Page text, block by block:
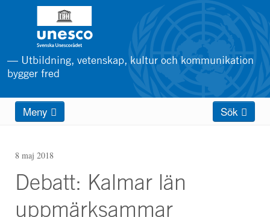
huvudinnehåll
— Utbildning, vetenskap, kultur och kommunikation
bygger fred
Main
menuMeny Sök
8 maj 2018
Debatt: Kalmar län
uppmärksammar